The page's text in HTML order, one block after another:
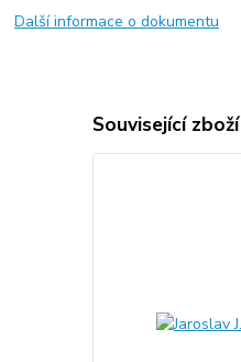
Další informace o dokumentu
Související zboží